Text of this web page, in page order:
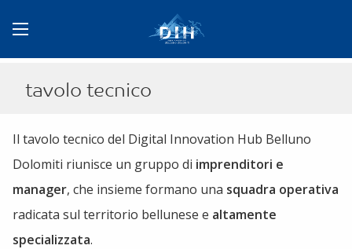
tavolo tecnico
Il tavolo tecnico del Digital Innovation Hub Belluno
Dolomiti riunisce un gruppo di imprenditori e
manager, che insieme formano una squadra operativa
radicata sul territorio bellunese e altamente
specializzata.